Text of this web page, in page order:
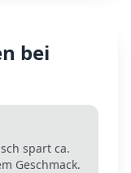
bei
spart ca.
Geschmack.